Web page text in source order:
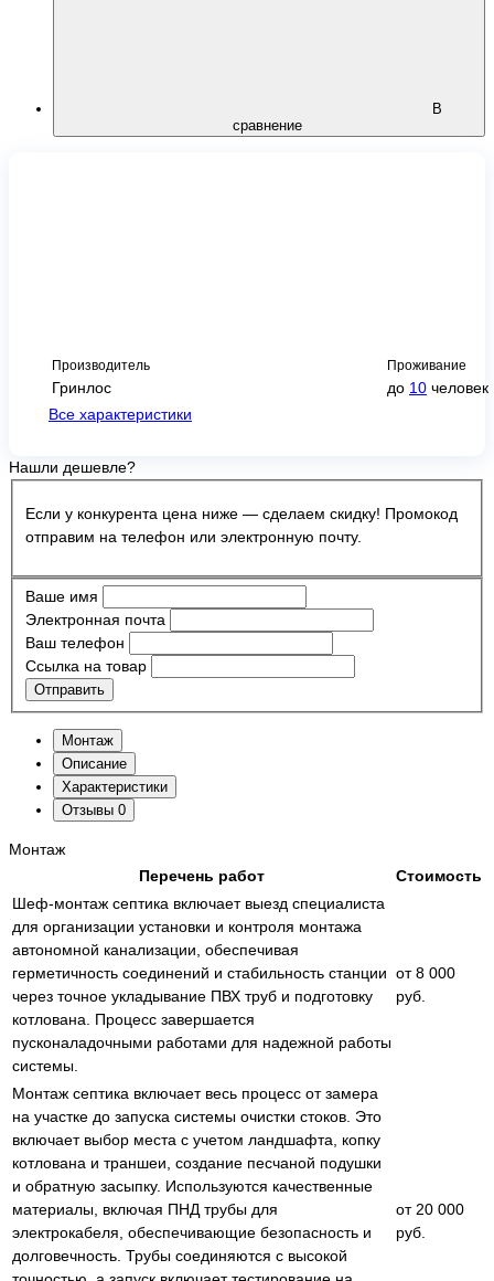
В
сравнение
Производитель
Гринлос
Проживание
до 10 человек
Все характеристики
Нашли дешевле?
Если у конкурента цена ниже — сделаем скидку! Промокод
отправим на телефон или электронную почту.
Ваше имя
Электронная почта
Ваш телефон
Ссылка на товар
Отправить
Монтаж
Описание
Характеристики
Отзывы 0
Монтаж
Перечень работ
Стоимость
Шеф-монтаж септика включает выезд специалиста
для организации установки и контроля монтажа
автономной канализации, обеспечивая
герметичность соединений и стабильность станции
через точное укладывание ПВХ труб и подготовку
котлована. Процесс завершается
пусконаладочными работами для надежной работы
системы.
от 8 000
руб.
Монтаж септика включает весь процесс от замера
на участке до запуска системы очистки стоков. Это
включает выбор места с учетом ландшафта, копку
котлована и траншеи, создание песчаной подушки
и обратную засыпку. Используются качественные
материалы, включая ПНД трубы для
электрокабеля, обеспечивающие безопасность и
долговечность. Трубы соединяются с высокой
от 20 000
руб.